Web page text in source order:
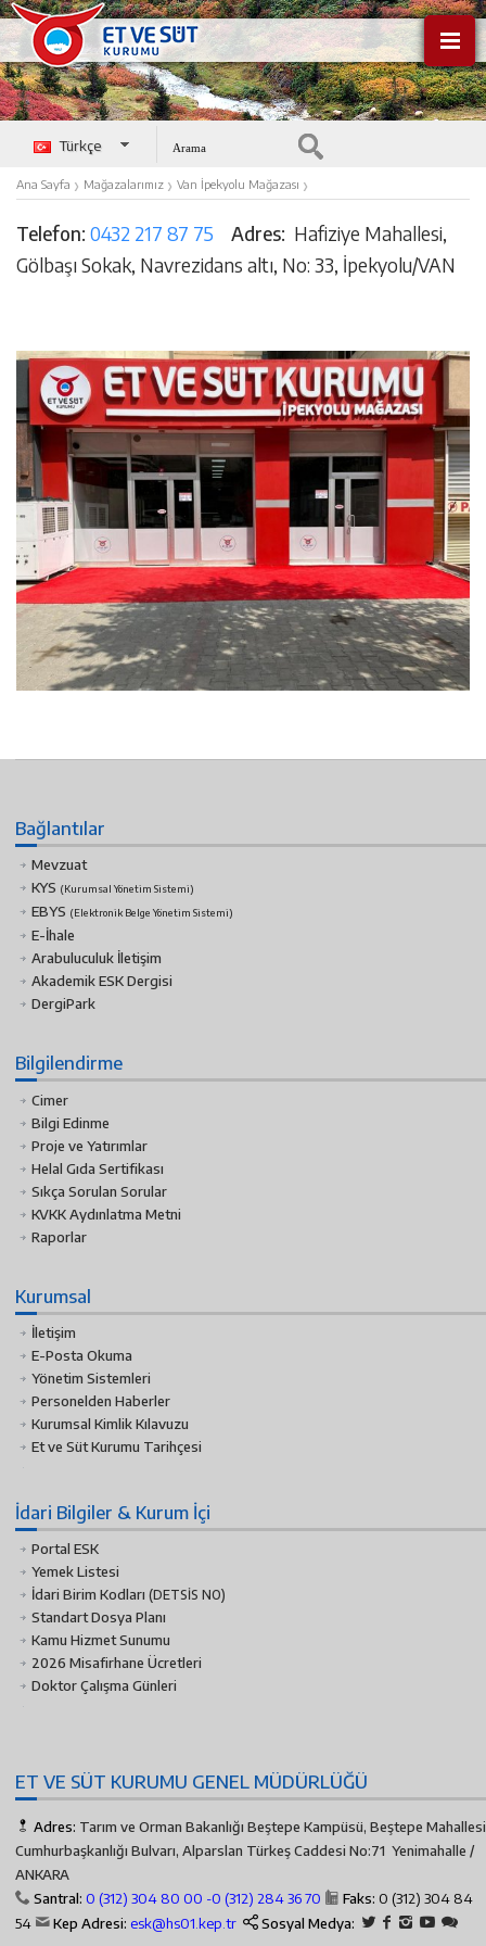
Türkçe
Ana Sayfa › Mağazalarımız › Van İpekyolu Mağazası ›
Telefon: 0432 217 87 75 Adres: Hafiziye Mahallesi,
Gölbaşı Sokak, Navrezidans altı, No: 33, İpekyolu/VAN
Bağlantılar
Mevzuat
KYS (Kurumsal Yönetim Sistemi)
EBYS (Elektronik Belge Yönetim Sistemi)
E-İhale
Arabuluculuk İletişim
Akademik ESK Dergisi
DergiPark
Bilgilendirme
Cimer
Bilgi Edinme
Proje ve Yatırımlar
Helal Gıda Sertifikası
Sıkça Sorulan Sorular
KVKK Aydınlatma Metni
Raporlar
Kurumsal
İletişim
E-Posta Okuma
Yönetim Sistemleri
Personelden Haberler
Kurumsal Kimlik Kılavuzu
Et ve Süt Kurumu Tarihçesi
İdari Bilgiler & Kurum İçi
Portal ESK
Yemek Listesi
İdari Birim Kodları (DETSİS NO)
Standart Dosya Planı
Kamu Hizmet Sunumu
2026 Misafirhane Ücretleri
Doktor Çalışma Günleri
ET VE SÜT KURUMU GENEL MÜDÜRLÜĞÜ
Adres: Tarım ve Orman Bakanlığı Beştepe Kampüsü, Beştepe
Cumhurbaşkanlığı Bulvarı, Alparslan Türkeş Caddesi No:71 Yenimahalle /
ANKARA
Santral: 0 (312) 304 80 00 -0 (312) 284 36 70 Faks: 0 (312) 304 84
54
Kep Adresi: esk@hs01.kep.tr Sosyal Medya: